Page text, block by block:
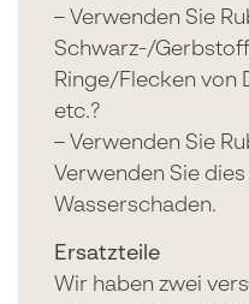
– Verwenden Sie
Schwarz-/
Ringe/Flecken von
etc.?
– Verwenden Sie
Verwenden Sie
Wasserschaden.
Ersatzteile
Wir haben zwei